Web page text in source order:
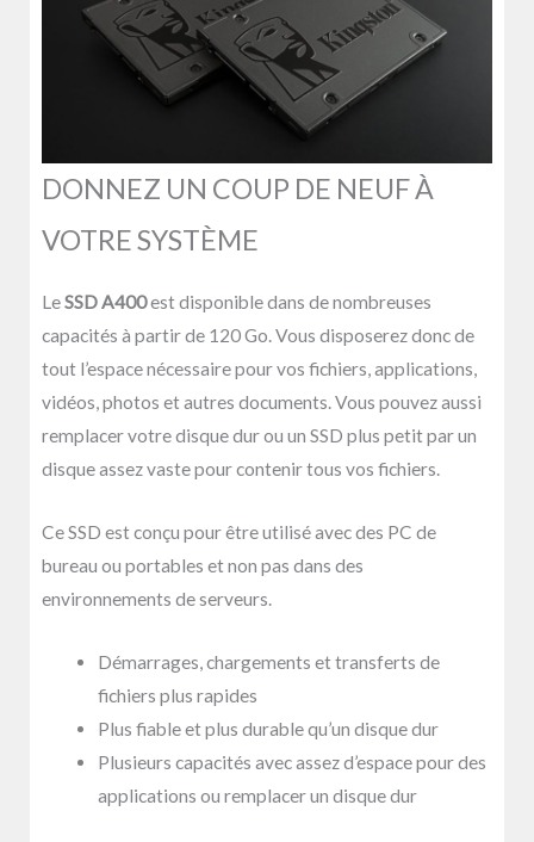
DONNEZ UN COUP DE NEUF À
VOTRE SYSTÈME
LeSSD A400est disponible dans de nombreuses
capacités à partir de 120 Go. Vous disposerez donc de
tout l’espace nécessaire pour vos fichiers, applications,
vidéos, photos et autres documents. Vous pouvez aussi
remplacer votre disque dur ou un SSD plus petit par un
disque assez vaste pour contenir tous vos fichiers.
Ce SSD est conçu pour être utilisé avec des PC de
bureau ou portables et non pas dans des
environnements de serveurs.
Démarrages, chargements et transferts de
fichiers plus rapides
Plus fiable et plus durable qu’un disque dur
Plusieurs capacités avec assez d’espace pour des
applications ou remplacer un disque dur